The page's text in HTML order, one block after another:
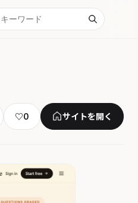
♡0 サイトを開く